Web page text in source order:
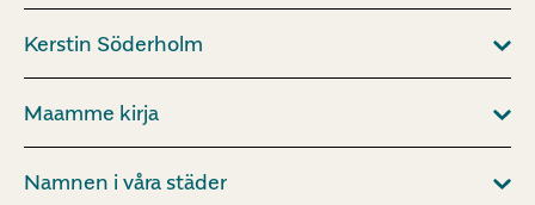
Kerstin Söderholm
Maamme kirja
Namnen i våra städer